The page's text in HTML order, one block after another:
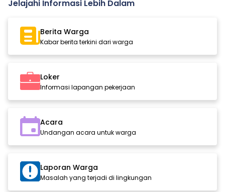
Jelajahi Informasi Lebih Dalam
Berita Warga
Kabar berita terkini dari warga
Loker
Informasi lapangan pekerjaan
Acara
Undangan acara untuk warga
Laporan Warga
Masalah yang terjadi di lingkungan